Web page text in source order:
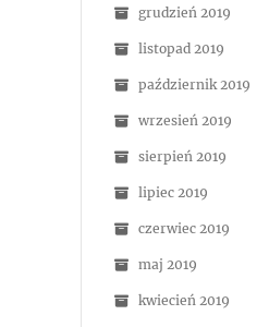
grudzień 2019
listopad 2019
październik 2019
wrzesień 2019
sierpień 2019
lipiec 2019
czerwiec 2019
maj 2019
kwiecień 2019